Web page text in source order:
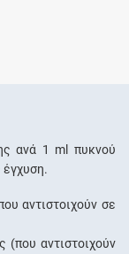
ανά 1 ml πυκνού
έγχυση.
αντιστοιχούν σε
(που αντιστοιχούν